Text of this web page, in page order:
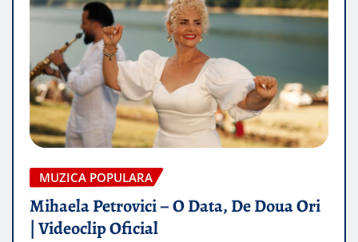
MUZICA POPULARA
Mihaela Petrovici – O Data, De Doua Ori
| Videoclip Oficial